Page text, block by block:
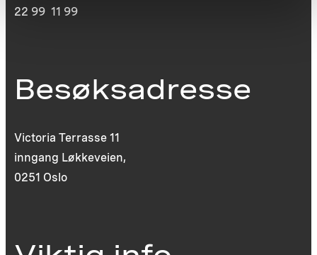
22 99 11 99
Besøksadresse
Victoria Terrasse 11
inngang Løkkeveien,
0251 Oslo